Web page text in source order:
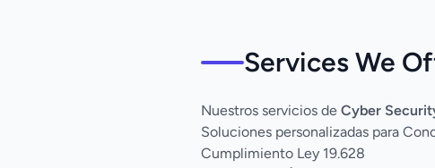
Services We
Nuestros servicios de Cyber
Soluciones personalizadas para
Cumplimiento Ley 19.628